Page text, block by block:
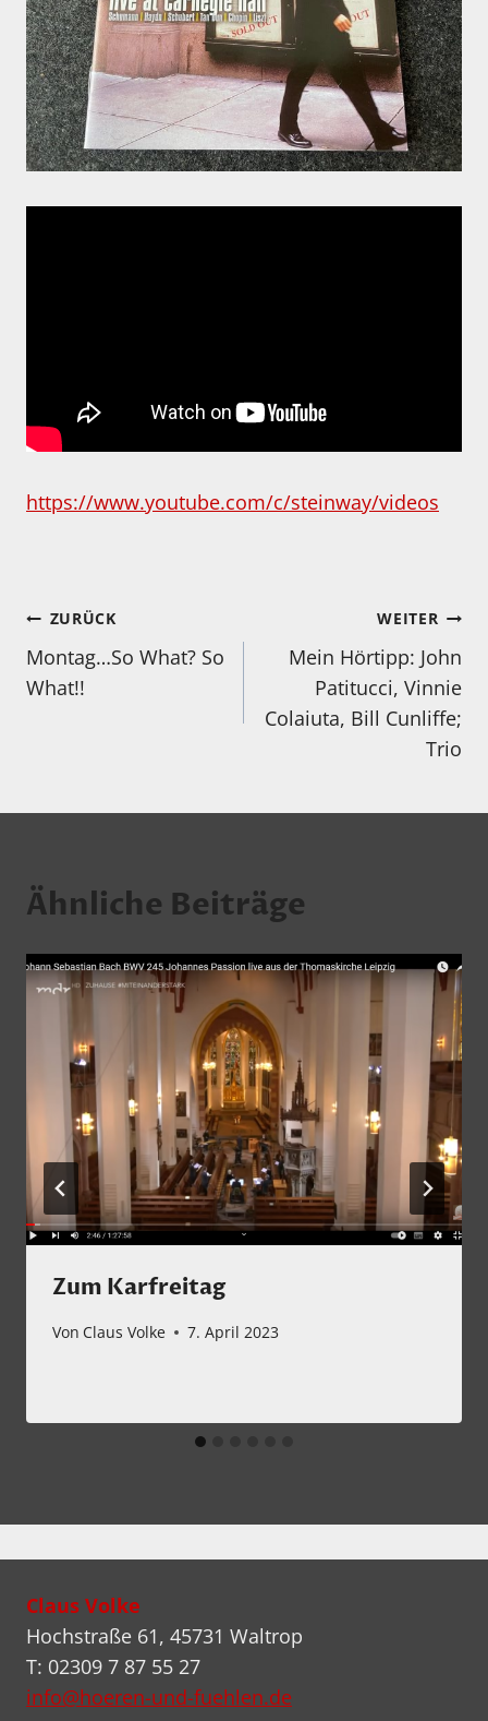
https://www.youtube.com/c/steinway/videos
Beitragsnavigation
ZURÜCK
Montag…So What? So
What!!
WEITER
Mein Hörtipp: John
Patitucci, Vinnie
Colaiuta, Bill Cunliffe;
Trio
Ähnliche Beiträge
Zum Karfreitag
Von Claus Volke 7. April 2023
Claus Volke
Hochstraße 61, 45731 Waltrop
T: 02309 7 87 55 27
info@hoeren-und-fuehlen.de